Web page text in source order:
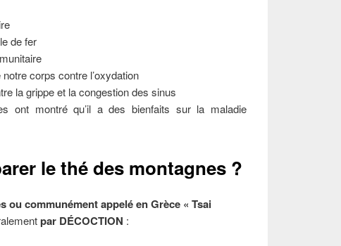
de fer
corps contre l’oxydation
la grippe et la congestion des sinus
ont montré qu’il a des bienfaits sur la maladie
le thé des montagnes ?
ou communément appelé en Grèce « Tsai
par DÉCOCTION :